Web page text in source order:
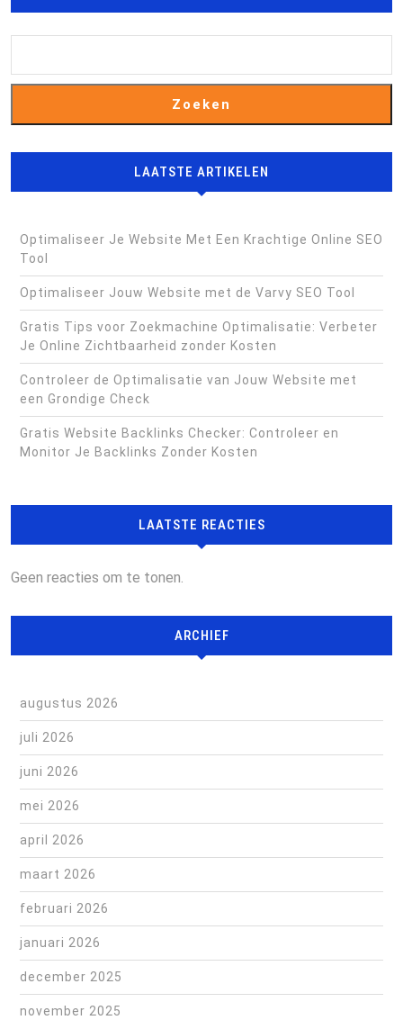
Zoeken
LAATSTE ARTIKELEN
Optimaliseer Je Website Met Een Krachtige Online SEO
Tool
Optimaliseer Jouw Website met de Varvy SEO Tool
Gratis Tips voor Zoekmachine Optimalisatie: Verbeter
Je Online Zichtbaarheid zonder Kosten
Controleer de Optimalisatie van Jouw Website met
een Grondige Check
Gratis Website Backlinks Checker: Controleer en
Monitor Je Backlinks Zonder Kosten
LAATSTE REACTIES
Geen reacties om te tonen.
ARCHIEF
augustus 2026
juli 2026
juni 2026
mei 2026
april 2026
maart 2026
februari 2026
januari 2026
december 2025
november 2025